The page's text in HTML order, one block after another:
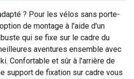
? Pour les vélos sans porte-
de montage à l'aide d'un
qui se fixe sur le cadre du
aventures ensemble avec
Confortable et sûr à l'arrière de
support de fixation sur cadre vous